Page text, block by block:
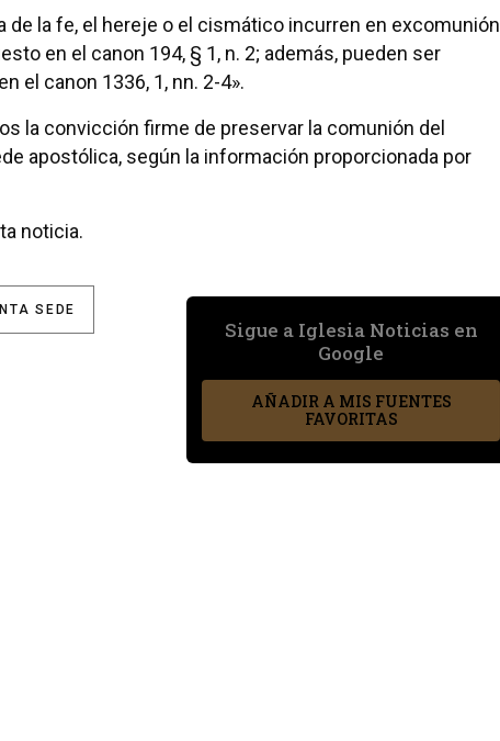
de la fe, el hereje o el cismático incurren en excomunión
en el canon 194, § 1, n. 2; además, pueden ser
el canon 1336, 1, nn. 2-4».
la convicción firme de preservar la comunión del
apostólica, según la información proporcionada por
noticia.
Sigue a Iglesia Noticias en
Google
AÑADIR A MIS FUENTES
FAVORITAS
SEDE